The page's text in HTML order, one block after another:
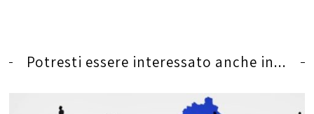
Potresti essere interessato anche in...